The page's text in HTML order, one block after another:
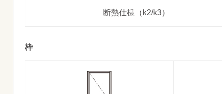
断熱仕様（k2/k3）
枠